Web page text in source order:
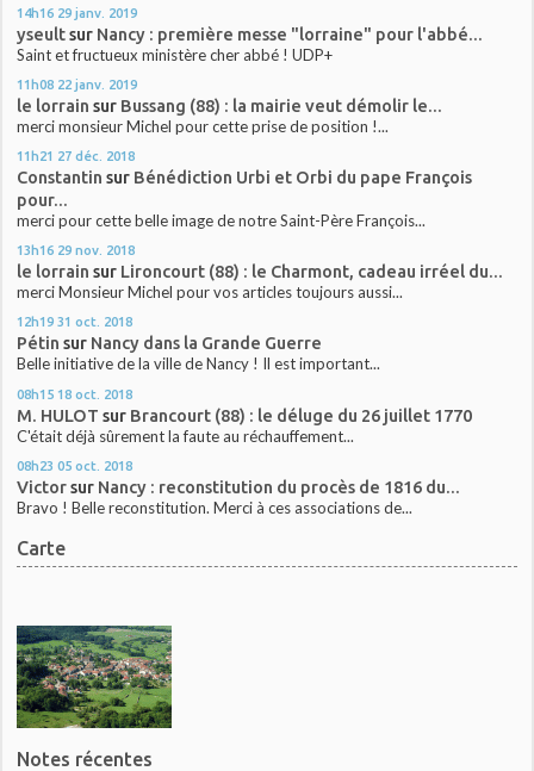
14h16 29 janv. 2019
yseultsur Nancy : première messe "lorraine" pour l'abbé...
Saint et fructueux ministère cher abbé ! UDP+
11h08 22 janv. 2019
le lorrain sur Bussang (88) : la mairie veut démolir le...
merci monsieur Michel pour cette prise de position !...
11h21 27 déc. 2018
Constantin sur Bénédiction Urbi et Orbi du pape François
pour...
merci pour cette belle image de notre Saint-Père François...
13h16 29 nov. 2018
le lorrain sur Lironcourt (88) : le Charmont, cadeau irréel du...
merci Monsieur Michel pour vos articles toujours aussi...
12h19 31 oct. 2018
Pétin sur Nancy dans la Grande Guerre
Belle initiative de la ville de Nancy ! Il est important...
08h15 18 oct. 2018
M. HULOT sur Brancourt (88) : le déluge du 26 juillet 1770
C'était déjà sûrement la faute au réchauffement...
08h23 05 oct. 2018
Victorsur Nancy : reconstitution du procès de 1816 du...
Bravo ! Belle reconstitution. Merci à ces associations de...
Carte
Notes récentes